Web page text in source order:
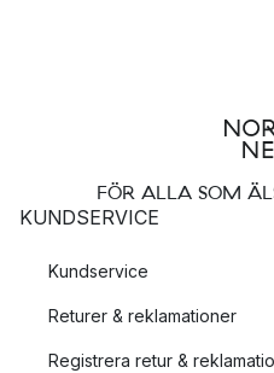
FÖR ALLA SOM
KUNDSERVICE
Kundservice
Returer & reklamationer
Registrera retur &